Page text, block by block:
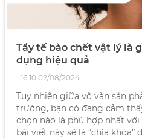
Tẩy tế bào chết vật lý là
dụng hiệu quả
16:10 02/08/2024
Tuy nhiên giữa vô vàn sản
trường, bạn có đang cảm
chọn nào là phù hợp nhất
bài viết này sẽ là “chìa